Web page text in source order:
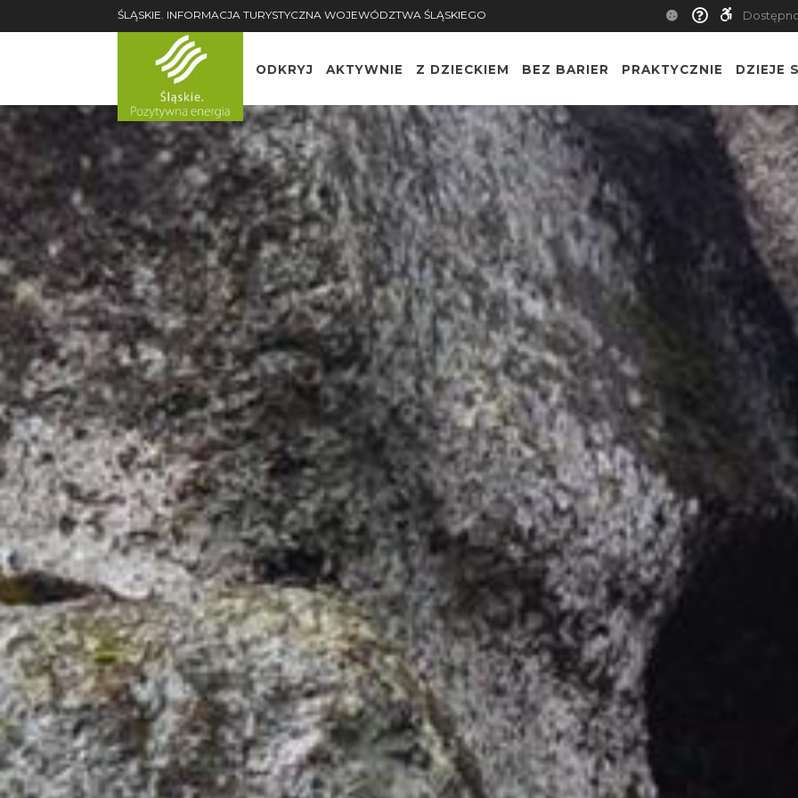
ŚLĄSKIE. INFORMACJA TURYSTYCZNA WOJEWÓDZTWA ŚLĄSKIEGO
ODKRYJ AKTYWNIE Z DZIECKIEM BEZ BARIER PRAKTYCZNIE DZIEJE